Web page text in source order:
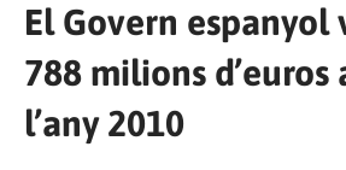
El Govern espanyol
788 milions d’euros
l’any 2010